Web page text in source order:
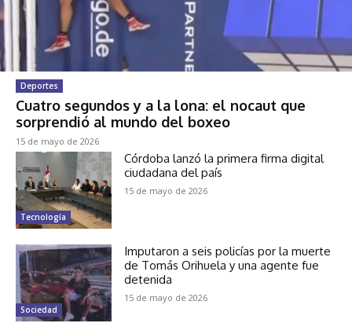
Deportes
Cuatro segundos y a la lona: el nocaut que
sorprendió al mundo del boxeo
15 de mayo de 2026
Tecnología
Córdoba lanzó la primera firma digital
ciudadana del país
15 de mayo de 2026
Sociedad
Imputaron a seis policías por la muerte
de Tomás Orihuela y una agente fue
detenida
15 de mayo de 2026